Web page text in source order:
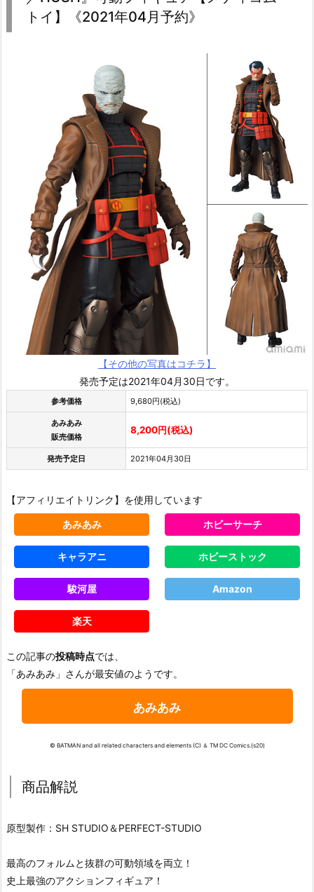
トイ】《2021年04月予約》
【その他の写真はコチラ】
発売予定は2021年04月30日です。
参考価格 9,680円(税込)
あみあみ
販売価格
8,200円(税込)
発売予定日 2021年04月30日
【アフィリエイトリンク】を使用しています
あみあみ ホビーサーチ
キャラアニ ホビーストック
駿河屋 Amazon
楽天
この記事の投稿時点では、
「あみあみ」さんが最安値のようです。
あみあみ
© BATMAN and all related characters and elements (C) ＆ TM DC Comics.(s20)
商品解説
原型製作：SH STUDIO＆PERFECT-STUDIO
最高のフォルムと抜群の可動領域を両立！
史上最強のアクションフィギュア！